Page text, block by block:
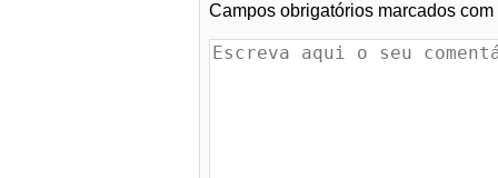
Campos obrigatórios marcados com